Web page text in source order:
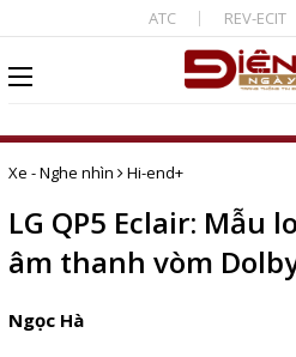
ATC REV-ECIT
Xe - Nghe nhìn Hi-end+
LG QP5 Eclair: Mẫu
âm thanh vòm
Ngọc Hà